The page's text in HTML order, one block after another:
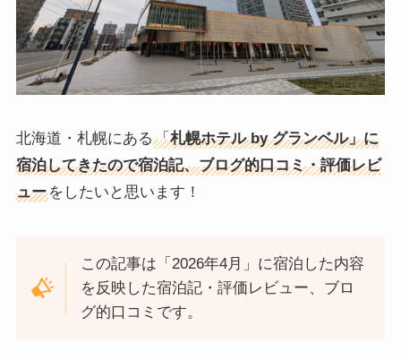
北海道・札幌にある 「札幌ホテル by グランベル」に
宿泊してきたので宿泊記、ブログ的口コミ・評価レビ
ューをしたいと思います！
この記事は「2026年4月」に宿泊した内容
を反映した宿泊記・評価レビュー、ブロ
グ的口コミです。